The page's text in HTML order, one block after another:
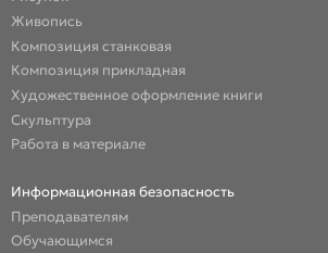
Живопись
Композиция станковая
Композиция прикладная
Художественное оформление книги
Скульптура
Работа в материале
Информационная безопасность
Преподавателям
Обучающимся